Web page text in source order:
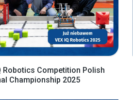
Robotics Competition Polish
Championship 2025